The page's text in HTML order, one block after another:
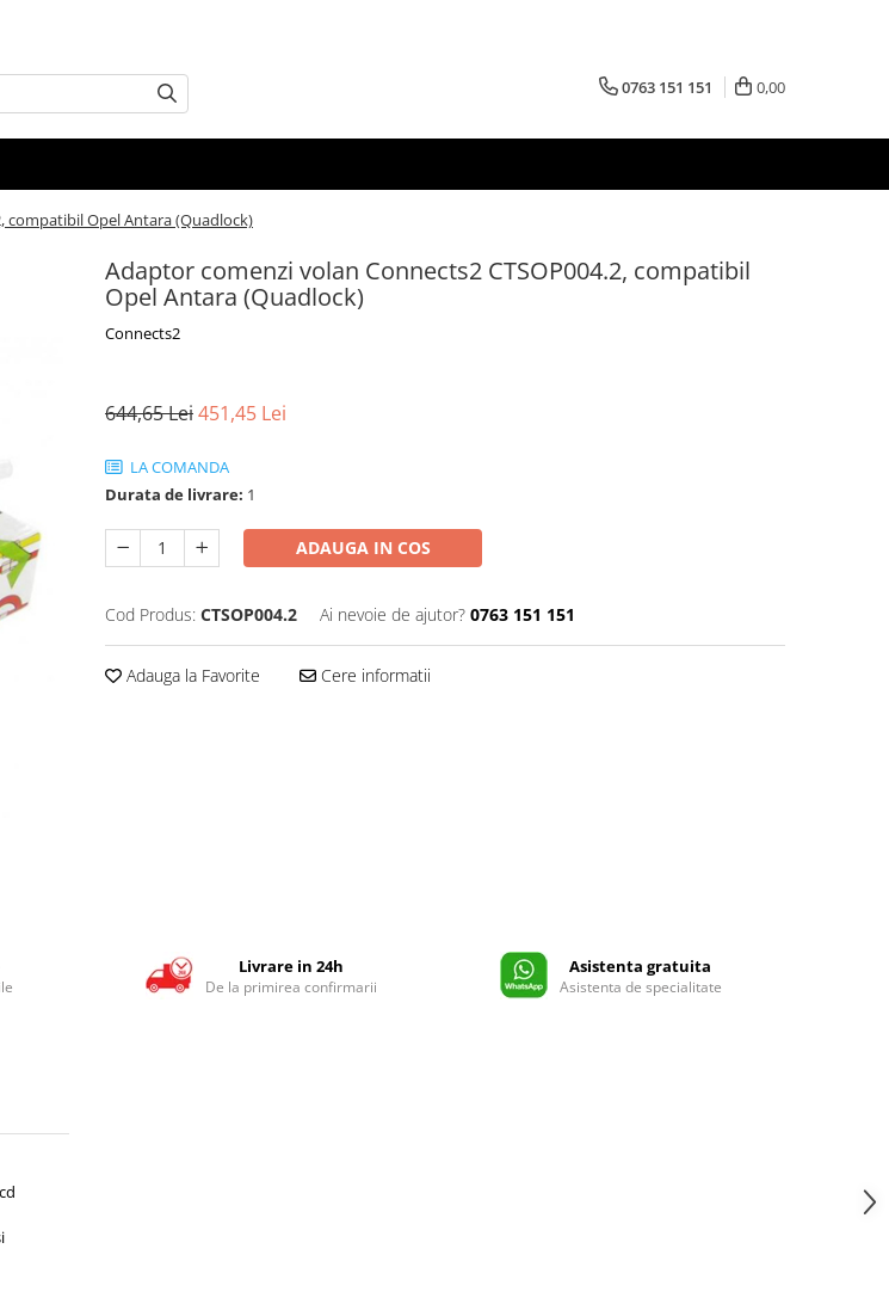
0763 151 151 0,00
compatibil Opel Antara (Quadlock)
Adaptor comenzi volan Connects2 CTSOP004.2, compatibil
Opel Antara (Quadlock)
Connects2
644,65 Lei451,45 Lei
LA COMANDA
Durata de livrare: 1
ADAUGA IN COS
Cod Produs: CTSOP004.2 Ai nevoie de ajutor? 0763 151 151
Adauga la Favorite Cere informatii
Livrare in 24h
De la primirea confirmarii
Asistenta gratuita
Asistenta de specialitate